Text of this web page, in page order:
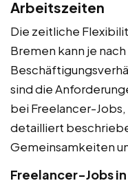
Arbeitszeiten
Die zeitliche
Bremen kann je
sind die
bei Freelancer-
detailliert
Gemeinsamkeiten
Freelancer-Jobs